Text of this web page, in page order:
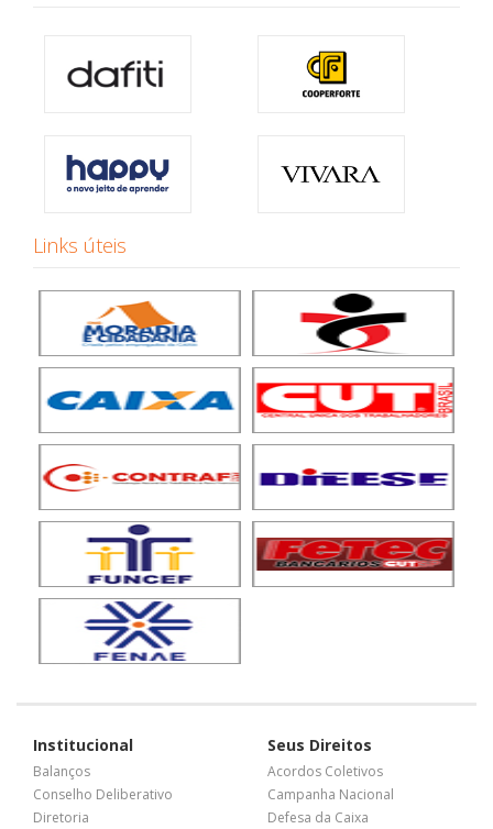
Links úteis
Institucional
Balanços
Conselho Deliberativo
Diretoria
Seus Direitos
Acordos Coletivos
Campanha Nacional
Defesa da Caixa